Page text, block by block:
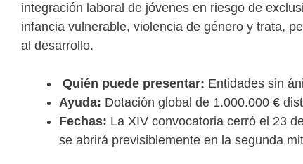
integración laboral de jóvenes en riesgo de
infancia vulnerable, violencia de género y trata,
al desarrollo.
Quién puede presentar: Entidades sin
Ayuda: Dotación global de 1.000.000 €
Fechas: La XIV convocatoria cerró el 23
se abrirá previsiblemente en la segunda